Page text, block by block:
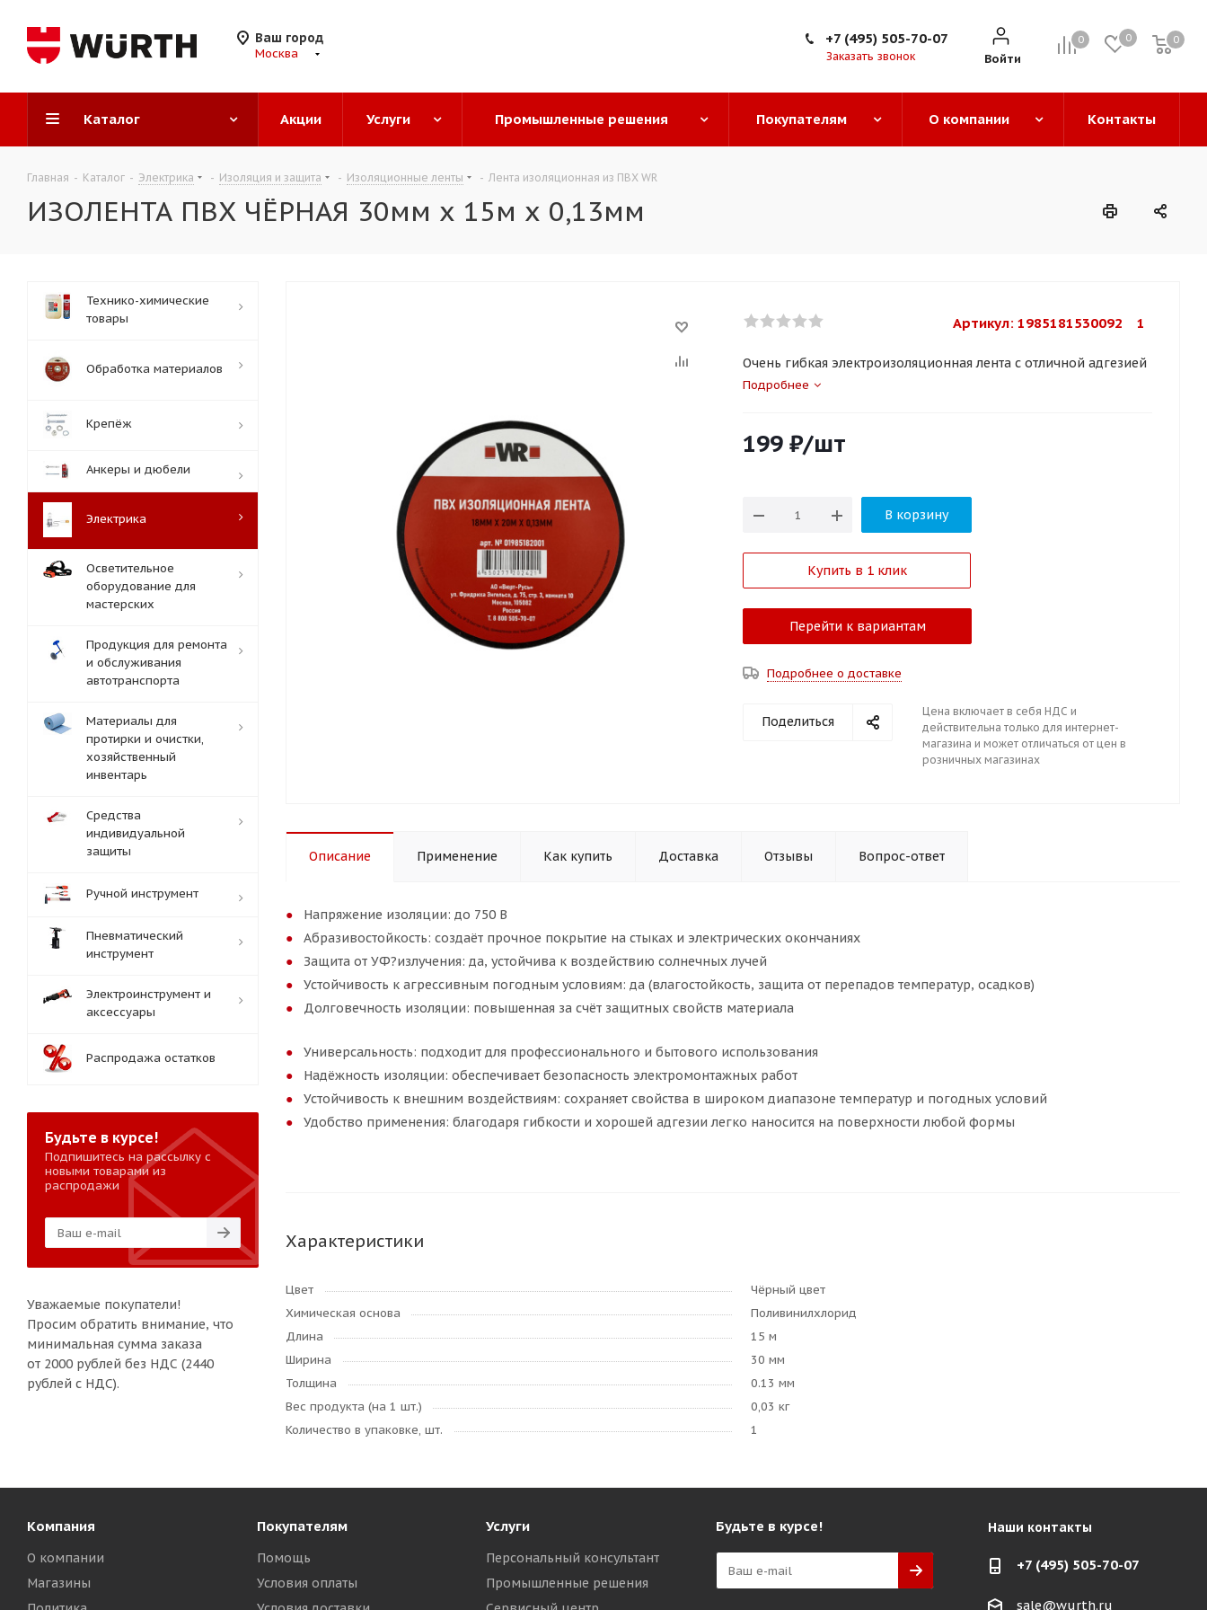
Ваш город
Москва
0 0 0
0
Войти
+7 (495) 505-70-07
Заказать звонок
Каталог Акции Услуги Промышленные решения Покупателям О компании Контакты
Главная - Каталог - Электрика - Изоляция и защита - Изоляционные ленты - Лента изоляционная из ПВХ WR
ИЗОЛЕНТА ПВХ ЧЁРНАЯ 30мм х 15м х 0,13мм
Артикул: 1985181530092    1
Очень гибкая электроизоляционная лента с отличной адгезией
Подробнее
199 ₽/шт
В корзину
Купить в 1 клик
Перейти к вариантам
Подробнее о доставке
Поделиться
Цена включает в себя НДС и
действительна только для интернет-
магазина и может отличаться от цен в
розничных магазинах
Описание Применение Как купить Доставка Отзывы Вопрос-ответ
Напряжение изоляции: до 750 В
Абразивостойкость: создаёт прочное покрытие на стыках и электрических окончаниях
Защита от УФ?излучения: да, устойчива к воздействию солнечных лучей
Устойчивость к агрессивным погодным условиям: да (влагостойкость, защита от перепадов температур, осадков)
Долговечность изоляции: повышенная за счёт защитных свойств материала
Универсальность: подходит для профессионального и бытового использования
Надёжность изоляции: обеспечивает безопасность электромонтажных работ
Устойчивость к внешним воздействиям: сохраняет свойства в широком диапазоне температур и погодных условий
Удобство применения: благодаря гибкости и хорошей адгезии легко наносится на поверхности любой формы
Характеристики
Цвет
Чёрный цвет
Химическая основа
Поливинилхлорид
Длина
15 м
Ширина
30 мм
Толщина
0.13 мм
Вес продукта (на 1 шт.)
0,03 кг
Количество в упаковке, шт.
1
Технико-химические
товары
Обработка материалов
Крепёж
Анкеры и дюбели
Электрика
Осветительное
оборудование для
мастерских
Продукция для ремонта
и обслуживания
автотранспорта
Материалы для
протирки и очистки,
хозяйственный
инвентарь
Средства
индивидуальной
защиты
Ручной инструмент
Пневматический
инструмент
Электроинструмент и
аксессуары
Распродажа остатков
Будьте в курсе!
Подпишитесь на рассылку с
новыми товарами из
распродажи
Уважаемые покупатели!
Просим обратить внимание, что
минимальная сумма заказа
от 2000 рублей без НДС (2440
рублей с НДС).
Компания
О компании
Магазины
Покупателям
Помощь
Условия оплаты
Услуги
Персональный консультант
Промышленные решения
Будьте в курсе! Наши контакты
+7 (495) 505-70-07
sale@wurth.ru